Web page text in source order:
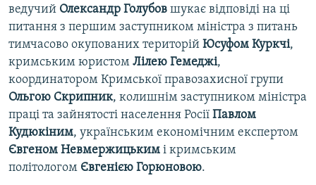
ведучий Олександр Голубов шукає відповіді на ці
питання з першим заступником міністра з питань
тимчасово окупованих територій Юсуфом Куркчі,
кримським юристом Лілею Гемеджі,
координатором Кримської правозахисної групи
Ольгою Скрипник, колишнім заступником міністра
праці та зайнятості населення Росії Павлом
Кудюкіним, українським економічним експертом
Євгеном Невмержицьким і кримським
політологом Євгенією Горюновою.